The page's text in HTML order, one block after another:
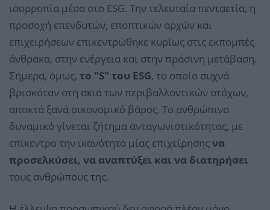
ισορροπία μέσα στο ESG. Την τελευταία πενταετία, η
προσοχή επενδυτών, εποπτικών αρχών και
επιχειρήσεων επικεντρώθηκε κυρίως στις εκπομπές
άνθρακα, στην ενέργεια και στην πράσινη μετάβαση.
Σήμερα, όμως, το "S" του ESG, το οποίο συχνά
βρισκόταν στη σκιά των περιβαλλοντικών στόχων,
αποκτά ξανά οικονομικό βάρος. Tο ανθρώπινο
δυναμικό γίνεται ζήτημα ανταγωνιστικότητας, με
επίκεντρο την ικανότητα μίας επιχείρησης να
προσελκύσει, να αναπτύξει και να διατηρήσει
τους ανθρώπους της.